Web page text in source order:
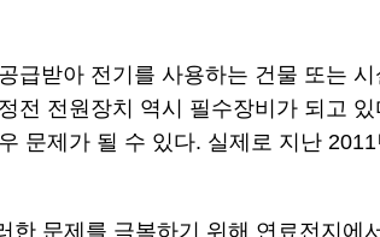
급받아 전기를 사용하는 건물 또는
전 전원장치 역시 필수장비가 되고
문제가 될 수 있다. 실제로 지난
한 문제를 극복하기 위해 연료전지